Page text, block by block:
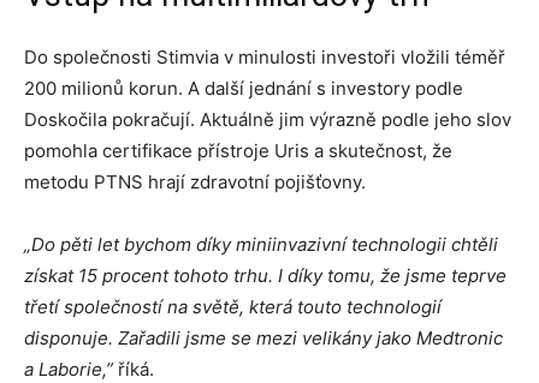
Do společnosti Stimvia v minulosti investoři vložili téměř
200 milionů korun. A další jednání s investory podle
Doskočila pokračují. Aktuálně jim výrazně podle jeho slov
pomohla certifikace přístroje Uris a skutečnost, že
metodu PTNS hrají zdravotní pojišťovny.
„Do pěti let bychom díky miniinvazivní technologii chtěli
získat 15 procent tohoto trhu. I díky tomu, že jsme teprve
třetí společností na světě, která touto technologií
disponuje. Zařadili jsme se mezi velikány jako Medtronic
a Laborie,” říká.